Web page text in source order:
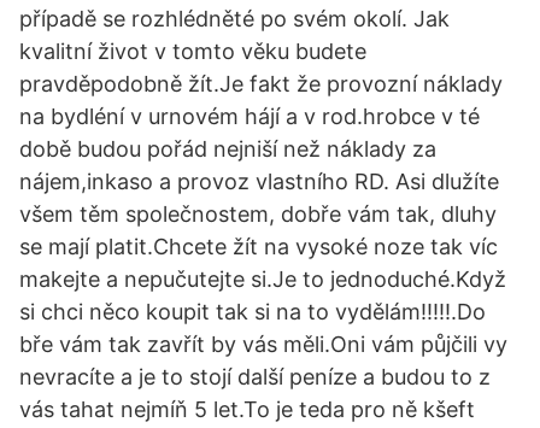
případě se rozhlédněté po svém okolí. Jak
kvalitní život v tomto věku budete
pravděpodobně žít.Je fakt že provozní náklady
na bydléní v urnovém hájí a v rod.hrobce v té
době budou pořád nejniší než náklady za
nájem,inkaso a provoz vlastního RD. Asi dlužíte
všem těm společnostem, dobře vám tak, dluhy
se mají platit.Chcete žít na vysoké noze tak víc
makejte a nepučutejte si.Je to jednoduché.Když
si chci něco koupit tak si na to vydělám!!!!!.Do
bře vám tak zavřít by vás měli.Oni vám půjčili vy
nevracíte a je to stojí další peníze a budou to z
vás tahat nejmíň 5 let.To je teda pro ně kšeft